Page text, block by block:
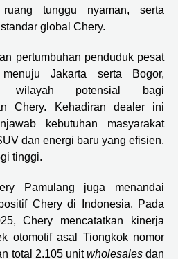
tunggu nyaman, serta
global Chery.
pertumbuhan penduduk pesat
Jakarta serta Bogor,
wilayah potensial bagi
Chery. Kehadiran dealer ini
kebutuhan masyarakat
dan energi baru yang efisien,
tinggi.
Pamulang juga menandai
Chery di Indonesia. Pada
Chery mencatatkan kinerja
otomotif asal Tiongkok nomor
total 2.105 unitwholesalesdan